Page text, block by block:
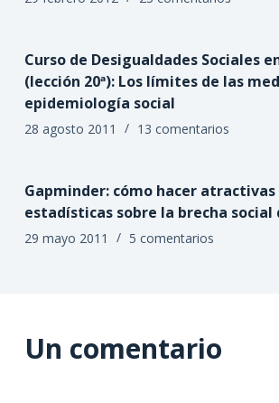
Curso de Desigualdades Sociales
(lección 20ª): Los límites de las
epidemiología social
28 agosto 2011 13 comentarios
Gapminder: cómo hacer atractivas
estadísticas sobre la brecha social
29 mayo 2011 5 comentarios
Un comentario